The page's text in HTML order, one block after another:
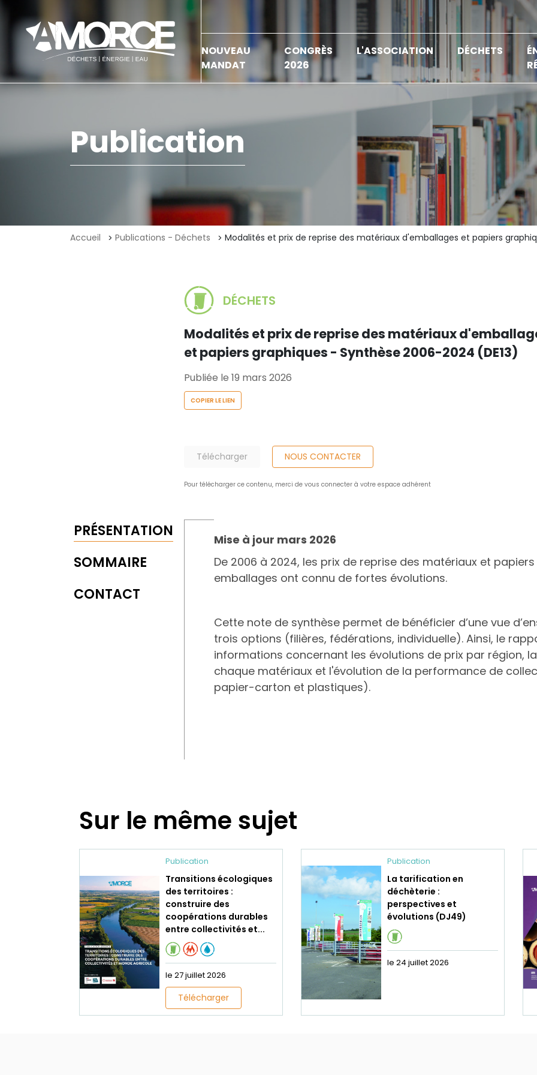
NOUVEAU
MANDAT
CONGRÈS
2026
L'ASSOCIATION DÉCHETS
Publication
Accueil Publications - Déchets Modalités et prix de reprise des matériaux d'emballages et papiers
DÉCHETS
Modalités et prix de reprise des matériaux
et papiers graphiques - Synthèse 2006-2024 (DE13)
Publiée le 19 mars 2026
COPIER LE LIEN
Télécharger NOUS CONTACTER
Pour télécharger ce contenu, merci de vous connecter à votre espace adhérent
PRÉSENTATION
SOMMAIRE
CONTACT
Mise à jour mars 2026
De 2006 à 2024, les prix de reprise des matériaux et
emballages ont connu de fortes évolutions.
Cette note de synthèse permet de bénéficier d’une vue
trois options (filières, fédérations, individuelle). Ainsi, le
informations concernant les évolutions de prix par région,
chaque matériaux et l'évolution de la performance de
papier-carton et plastiques).
Sur le même sujet
Publication
Transitions écologiques
des territoires :
construire des
coopérations durables
entre collectivités et...
le 27 juillet 2026
Télécharger
Publication
La tarification en
déchèterie :
perspectives et
évolutions (DJ49)
le 24 juillet 2026